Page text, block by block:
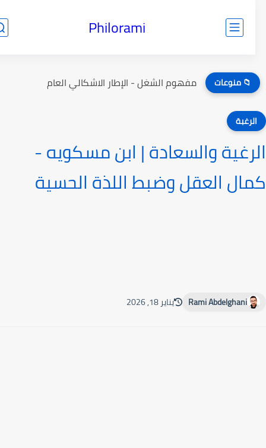
Philorami
📁 منوعات مفهوم الشغل - الإطار الاشكالي العام
والسعادة | ابن مسكويه -
العقل وضبط اللذة الحسية
Rami Abdelghani يناير 18, 2026